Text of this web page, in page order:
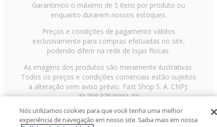
Garantimos o máximo de 5 itens por produto ou
enquanto durarem nossos estoques.
Preços e condições de pagamento válidos
exclusivamente para compras efetuadas no site,
podendo diferir na rede de lojas físicas.
As imagens dos produtos são meramente ilustrativas.
Todos os preços e condições comerciais estão sujeitos
a alteração sem aviso prévio. Fast Shop S. A. CNPJ:
43.708.379/0001-00
Avenida Zaki Narchi, nº 1650, sobreloja, Carandiru, São
Paulo/SP, CEP 02029-001, Telefone: 11 3003-3728 ©
Nós utilizamos cookies para que você tenha uma melhor
experiência de navegação em nosso site. Saiba mais em nossa